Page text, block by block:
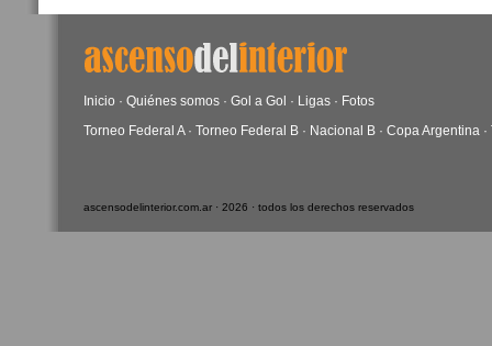
Inicio · Quiénes somos · Gol a Gol · Ligas · Fotos
Torneo Federal A· Torneo Federal B · Nacional B · Copa Argentina ·
ascensodelinterior.com.ar · 2026 · todos los derechos reservados